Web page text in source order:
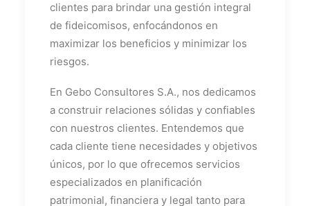
clientes para brindar una gestión integral
de fideicomisos, enfocándonos en
maximizar los beneficios y minimizar los
riesgos.
En Gebo Consultores S.A., nos dedicamos
a construir relaciones sólidas y confiables
con nuestros clientes. Entendemos que
cada cliente tiene necesidades y objetivos
únicos, por lo que ofrecemos servicios
especializados en planificación
patrimonial, financiera y legal tanto para